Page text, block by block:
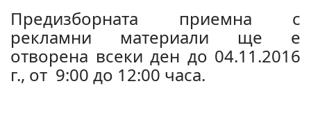
Предизборната приемна с
рекламни материали ще е
отворена всеки ден до 04.11.2016
г., от 9:00 до 12:00 часа.